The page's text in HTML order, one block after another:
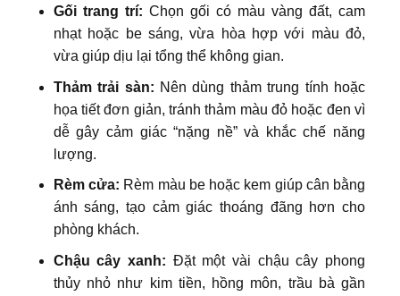
Gối trang trí: Chọn gối có màu vàng đất, cam
nhạt hoặc be sáng, vừa hòa hợp với màu đỏ,
vừa giúp dịu lại tổng thể không gian.
Thảm trải sàn: Nên dùng thảm trung tính hoặc
họa tiết đơn giản, tránh thảm màu đỏ hoặc đen vì
dễ gây cảm giác “nặng nề” và khắc chế năng
lượng.
Rèm cửa: Rèm màu be hoặc kem giúp cân bằng
ánh sáng, tạo cảm giác thoáng đãng hơn cho
phòng khách.
Chậu cây xanh: Đặt một vài chậu cây phong
thủy nhỏ như kim tiền, hồng môn, trầu bà gần